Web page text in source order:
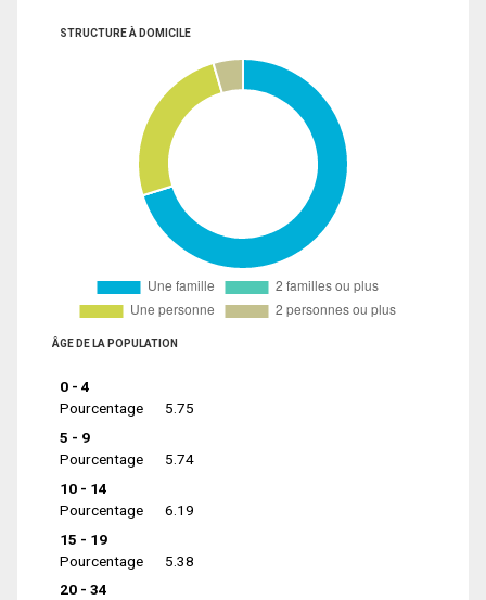
STRUCTURE À DOMICILE
ÂGE DE LA POPULATION
0 - 4
Pourcentage
5.75
5 - 9
Pourcentage
5.74
10 - 14
Pourcentage
6.19
15 - 19
Pourcentage
5.38
20 - 34